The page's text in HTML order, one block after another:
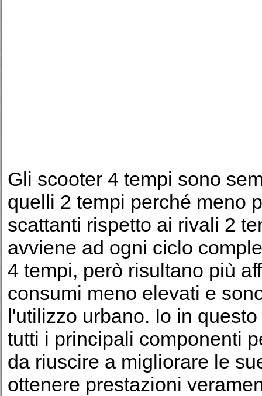
Gli scooter 4 tempi sono
quelli 2 tempi perché meno
scattanti rispetto ai rivali 2
avviene ad ogni ciclo
4 tempi, però risultano più
consumi meno elevati e
l'utilizzo urbano. Io in
tutti i principali componenti
da riuscire a migliorare le
ottenere prestazioni